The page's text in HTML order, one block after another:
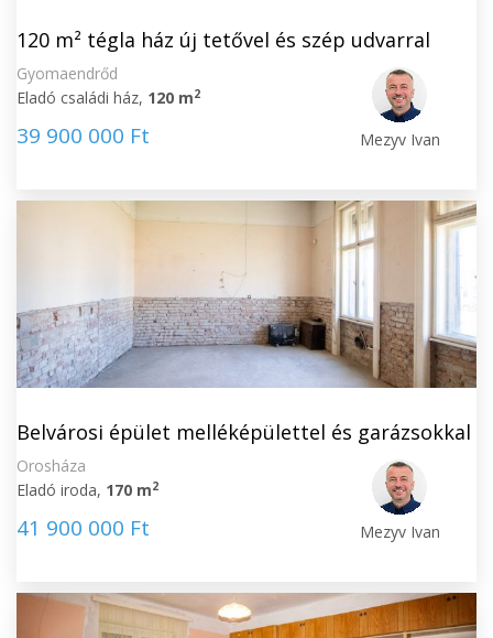
120 m² tégla ház új tetővel és szép udvarral
Gyomaendrőd
Eladó családi ház, 120 m2
39 900 000 Ft Mezyv Ivan
Belvárosi épület melléképülettel és garázsokkal
Orosháza
Eladó iroda, 170 m2
41 900 000 Ft Mezyv Ivan